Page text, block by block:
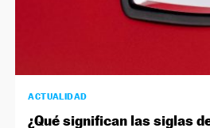
ACTUALIDAD
¿Qué significan las siglas